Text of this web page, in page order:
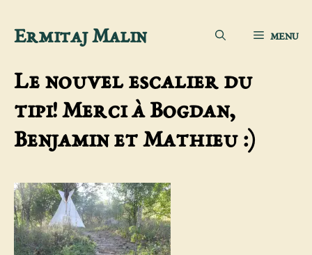
Aller
contenu
Ermitaj Malin MENU
Le nouvel escalier du
tipi! Merci à Bogdan,
Benjamin et Mathieu :)